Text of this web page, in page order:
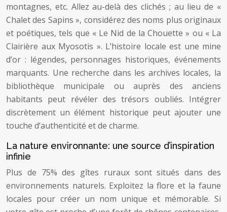
montagnes, etc. Allez au-delà des clichés ; au lieu de «
Chalet des Sapins », considérez des noms plus originaux
et poétiques, tels que « Le Nid de la Chouette » ou « La
Clairière aux Myosotis ». L’histoire locale est une mine
d’or : légendes, personnages historiques, événements
marquants. Une recherche dans les archives locales, la
bibliothèque municipale ou auprès des anciens
habitants peut révéler des trésors oubliés. Intégrer
discrètement un élément historique peut ajouter une
touche d’authenticité et de charme.
La nature environnante: une source d’inspiration
infinie
Plus de 75% des gîtes ruraux sont situés dans des
environnements naturels. Exploitez la flore et la faune
locales pour créer un nom unique et mémorable. Si